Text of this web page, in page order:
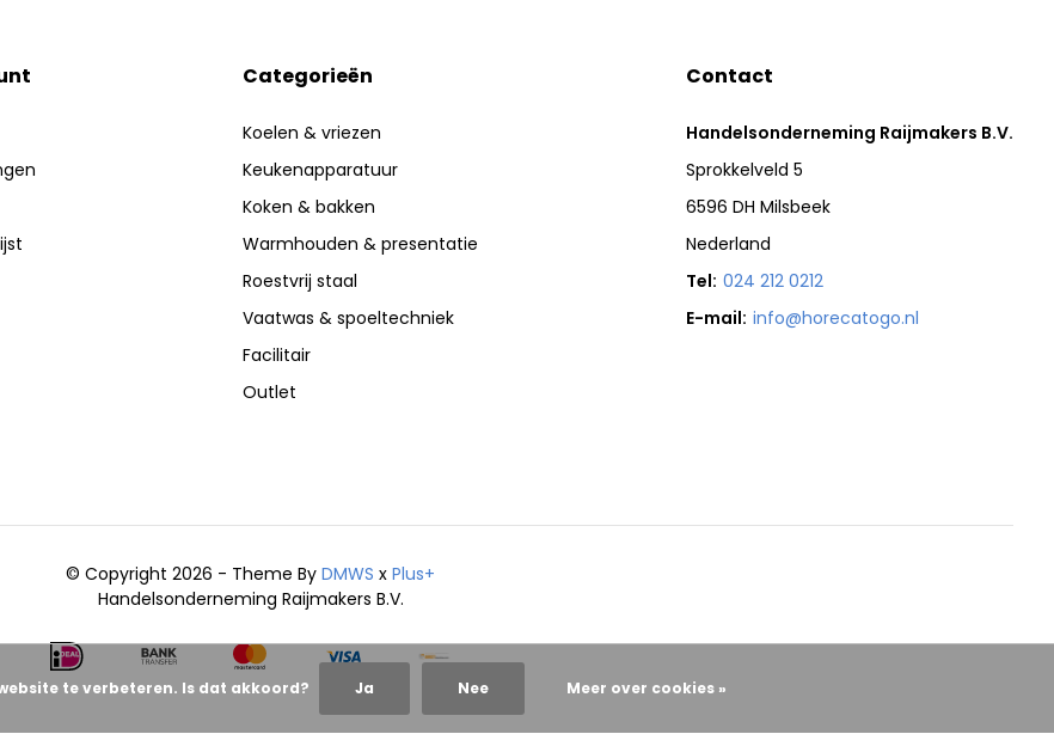
Categorieën
Koelen & vriezen
Keukenapparatuur
Koken & bakken
Warmhouden & presentatie
Roestvrij staal
Vaatwas & spoeltechniek
Facilitair
Outlet
Contact
Handelsonderneming Raijmakers B.V.
Sprokkelveld 5
6596 DH Milsbeek
Nederland
Tel: 024 212 0212
E-mail: info@horecatogo.nl
© Copyright 2026 - Theme ByDMWS xPlus+
Handelsonderneming Raijmakers B.V.
te verbeteren. Is dat akkoord? Ja Nee Meer over cookies »